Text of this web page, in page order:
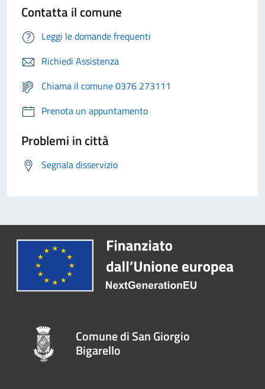
Contatta il comune
Leggi le domande frequenti
Richiedi Assistenza
Chiama il comune 0376 273111
Prenota un appuntamento
Problemi in città
Segnala disservizio
Comune di San Giorgio
Bigarello